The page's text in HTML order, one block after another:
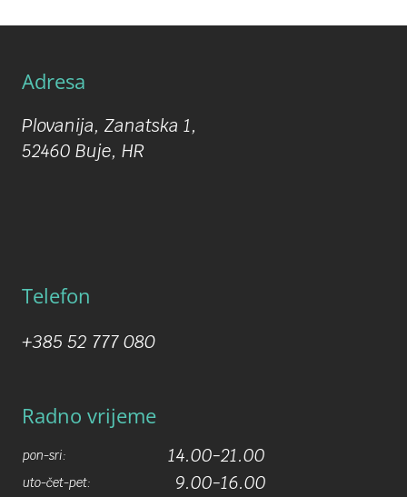
Adresa
Plovanija, Zanatska 1,
52460 Buje, HR
Telefon
+385 52 777 080
Radno vrijeme
pon-sri: 14.00-21.00
uto-čet-pet: 9.00-16.00